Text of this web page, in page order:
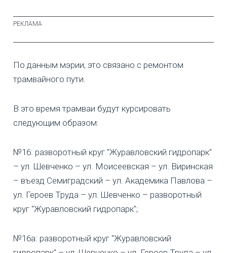
По данным мэрии, это связано с ремонтом
трамвайного пути.
В это время трамваи будут курсировать
следующим образом:
№16: разворотный круг "Журавловский гидропарк"
– ул. Шевченко – ул. Моисеевская – ул. Виринская
– въезд Семиградский – ул. Академика Павлова –
ул. Героев Труда – ул. Шевченко – разворотный
круг "Журавловский гидропарк";
№16а: разворотный круг "Журавловский